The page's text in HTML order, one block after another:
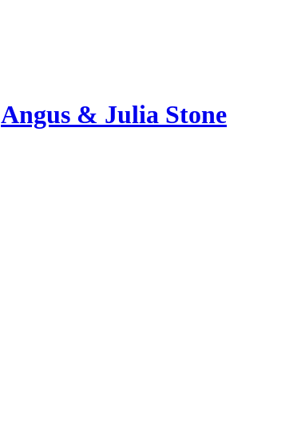
Angus & Julia Stone